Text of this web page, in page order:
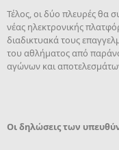
Τέλος, οι δύο πλευρές θα
νέας ηλεκτρονικής
διαδικτυακά τους
του αθλήματος από
αγώνων και
Οι δηλώσεις των